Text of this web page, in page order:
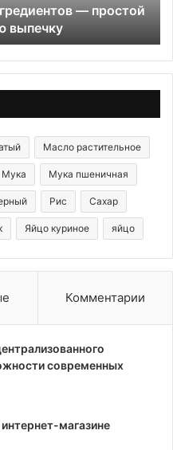
— простой
выпечку
Масло растительное
Мука Мука пшеничная
Рис Сахар
Яйцо куриное яйцо
Комментарии
современных
магазине